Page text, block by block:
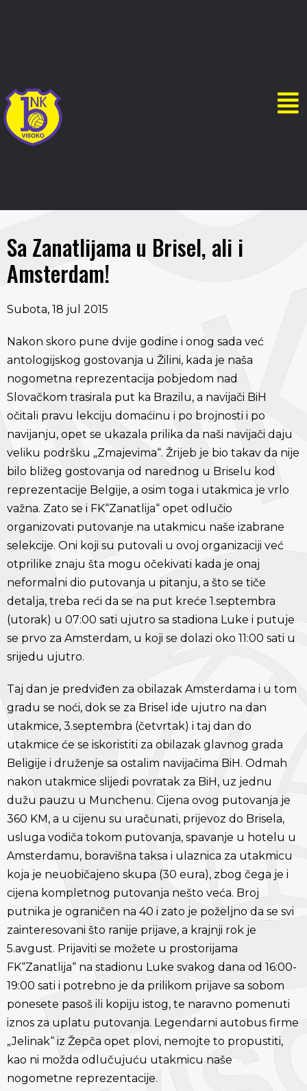
Sa Zanatlijama u Brisel, ali i
Amsterdam!
Subota, 18 jul 2015
Nakon skoro pune dvije godine i onog sada već
antologijskog gostovanja u Žilini, kada je naša
nogometna reprezentacija pobjedom nad
Slovačkom trasirala put ka Brazilu, a navijači BiH
očitali pravu lekciju domaćinu i po brojnosti i po
navijanju, opet se ukazala prilika da naši navijači daju
veliku podršku „Zmajevima“. Žrijeb je bio takav da nije
bilo bližeg gostovanja od narednog u Briselu kod
reprezentacije Belgije, a osim toga i utakmica je vrlo
važna. Zato se i FK“Zanatlija“ opet odlučio
organizovati putovanje na utakmicu naše izabrane
selekcije. Oni koji su putovali u ovoj organizaciji već
otprilike znaju šta mogu očekivati kada je onaj
neformalni dio putovanja u pitanju, a što se tiče
detalja, treba reći da se na put kreće 1.septembra
(utorak) u 07:00 sati ujutro sa stadiona Luke i putuje
se prvo za Amsterdam, u koji se dolazi oko 11:00 sati u
srijedu ujutro.
Taj dan je predviđen za obilazak Amsterdama i u tom
gradu se noći, dok se za Brisel ide ujutro na dan
utakmice, 3.septembra (četvrtak) i taj dan do
utakmice će se iskoristiti za obilazak glavnog grada
Beligije i druženje sa ostalim navijačima BiH. Odmah
nakon utakmice slijedi povratak za BiH, uz jednu
dužu pauzu u Munchenu. Cijena ovog putovanja je
360 KM, a u cijenu su uračunati, prijevoz do Brisela,
usluga vodiča tokom putovanja, spavanje u hotelu u
Amsterdamu, boravišna taksa i ulaznica za utakmicu
koja je neuobičajeno skupa (30 eura), zbog čega je i
cijena kompletnog putovanja nešto veća. Broj
putnika je ograničen na 40 i zato je poželjno da se svi
zainteresovani što ranije prijave, a krajnji rok je
5.avgust. Prijaviti se možete u prostorijama
FK“Zanatlija“ na stadionu Luke svakog dana od 16:00-
19:00 sati i potrebno je da prilikom prijave sa sobom
ponesete pasoš ili kopiju istog, te naravno pomenuti
iznos za uplatu putovanja. Legendarni autobus firme
„Jelinak“ iz Žepča opet plovi, nemojte to propustiti,
kao ni možda odlučujuću utakmicu naše
nogometne reprezentacije.